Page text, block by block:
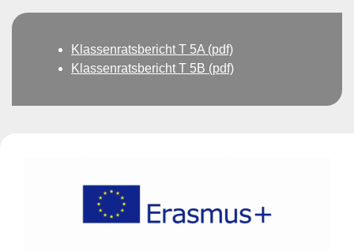
Klassenratsbericht T 5A (pdf)
Klassenratsbericht T 5B (pdf)